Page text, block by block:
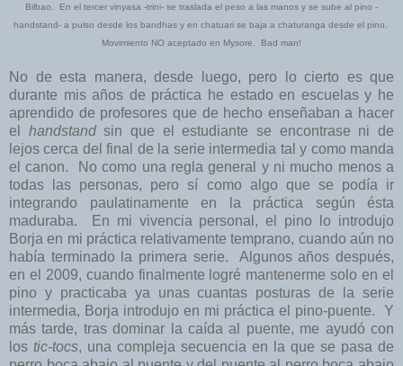
Bilbao. En el tercer vinyasa -trini- se traslada el peso a las manos y se sube al pino -
handstand- a pulso desde los bandhas y en chatuari se baja a chaturanga desde el pino.
Movimiento NO aceptado en Mysore. Bad man!
No de esta manera, desde luego, pero lo cierto es que
durante mis años de práctica he estado en escuelas y he
aprendido de profesores que de hecho enseñaban a hacer
el handstandsin que el estudiante se encontrase ni de
lejos cerca del final de la serie intermedia tal y como manda
el canon. No como una regla general y ni mucho menos a
todas las personas, pero sí como algo que se podía ir
integrando paulatinamente en la práctica según ésta
maduraba. En mi vivencia personal, el pino lo introdujo
Borja en mi práctica relativamente temprano, cuando aún no
había terminado la primera serie. Algunos años después,
en el 2009, cuando finalmente logré mantenerme solo en el
pino y practicaba ya unas cuantas posturas de la serie
intermedia, Borja introdujo en mi práctica el pino-puente. Y
más tarde, tras dominar la caída al puente, me ayudó con
los tic-tocs, una compleja secuencia en la que se pasa de